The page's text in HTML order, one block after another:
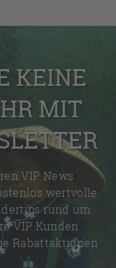
KEINE
MIT
VIP News
wertvolle
rund um
VIP Kunden
Rabattaktionen